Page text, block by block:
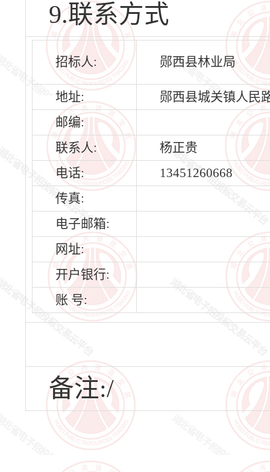
9.联系方式
招标人: 郧西县林业局
地址:
郧西县城关镇人民
邮编:
联系人:
杨正贵
电话:
13451260668
传真:
电子邮箱:
网址:
开户银行:
账 号:
备注:/